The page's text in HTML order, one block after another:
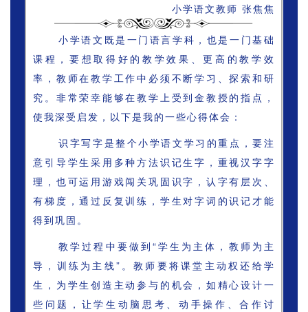
小学语文教师 张焦焦
小学语文既是一门语言学科，也是一门基础
课程，要想取得好的教学效果、更高的教学效
率，教师在教学工作中必须不断学习、探索和研
究。非常荣幸能够在教学上受到金教授的指点，
使我深受启发，以下是我的一些心得体会：
识字写字是整个小学语文学习的重点，要注
意引导学生采用多种方法识记生字，重视汉字字
理，也可运用游戏闯关巩固识字，认字有层次、
有梯度，通过反复训练，学生对字词的识记才能
得到巩固。
教学过程中要做到“学生为主体，教师为主
导，训练为主线”。教师要将课堂主动权还给学
生，为学生创造主动参与的机会，如精心设计一
些问题，让学生动脑思考、动手操作、合作讨